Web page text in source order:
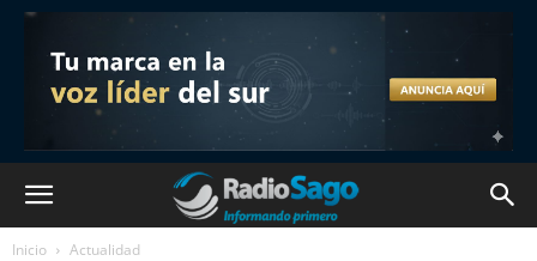
Inicio Actualidad